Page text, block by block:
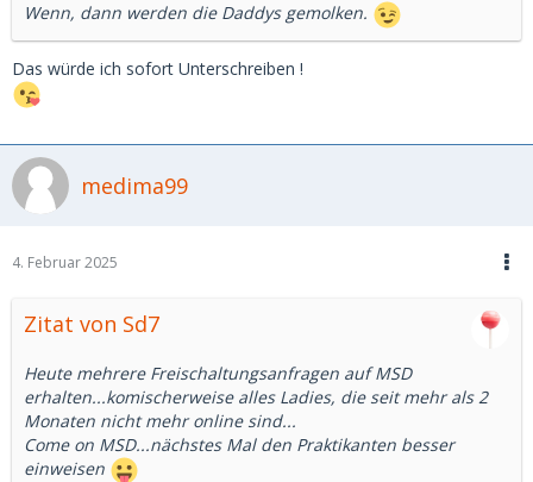
Wenn, dann werden die Daddys gemolken.
Das würde ich sofort Unterschreiben !
medima99
4. Februar 2025
Zitat von Sd7
Heute mehrere Freischaltungsanfragen auf MSD
erhalten...komischerweise alles Ladies, die seit mehr als 2
Monaten nicht mehr online sind...
Come on MSD...nächstes Mal den Praktikanten besser
einweisen